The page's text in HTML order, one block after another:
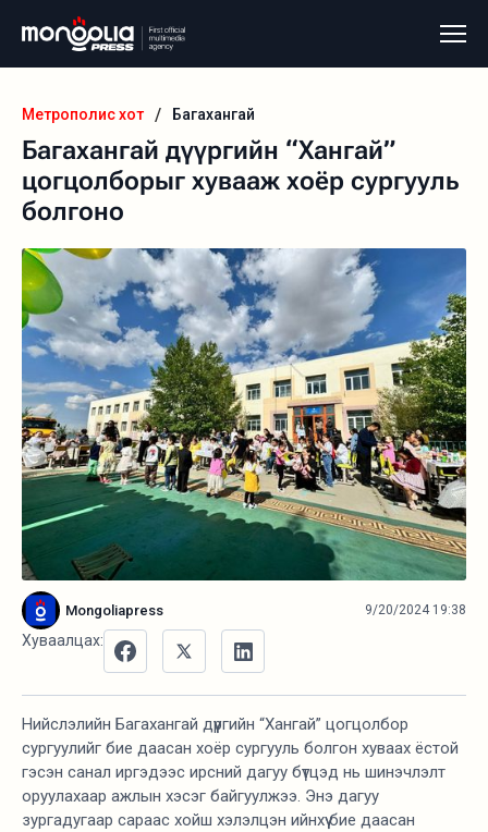
Метрополис хот / Багахангай
Багахангай дүүргийн “Хангай”
цогцолборыг хувааж хоёр сургууль
болгоно
Mongoliapress 9/20/2024 19:38
Хуваалцах:
Нийслэлийн Багахангай дүүргийн “Хангай” цогцолбор
сургуулийг бие даасан хоёр сургууль болгон хуваах ёстой
гэсэн санал иргэдээс ирсний дагуу бүтцэд нь шинэчлэлт
оруулахаар ажлын хэсэг байгуулжээ. Энэ дагуу
зургадугаар сараас хойш хэлэлцэн ийнхүү бие даасан